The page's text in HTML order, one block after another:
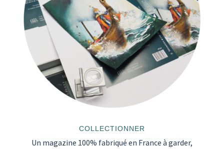
COLLECTIONNER
Un magazine 100% fabriqué en France à garder,